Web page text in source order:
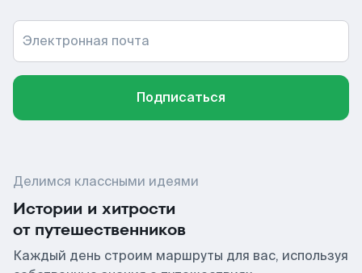
Электронная почта
Подписаться
Делимся классными идеями
Истории и хитрости
от путешественников
Каждый день строим маршруты для вас, используя